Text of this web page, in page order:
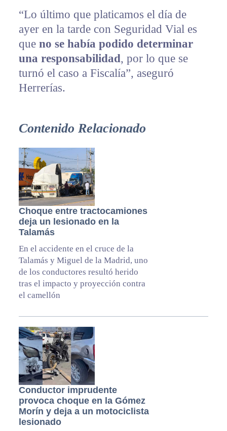
“Lo último que platicamos el día de
ayer en la tarde con Seguridad Vial es
que no se había podido determinar
una responsabilidad, por lo que se
turnó el caso a Fiscalía”, aseguró
Herrerías.
Contenido Relacionado
Choque entre tractocamiones
deja un lesionado en la
Talamás
En el accidente en el cruce de la
Talamás y Miguel de la Madrid, uno
de los conductores resultó herido
tras el impacto y proyección contra
el camellón
Conductor imprudente
provoca choque en la Gómez
Morín y deja a un motociclista
lesionado